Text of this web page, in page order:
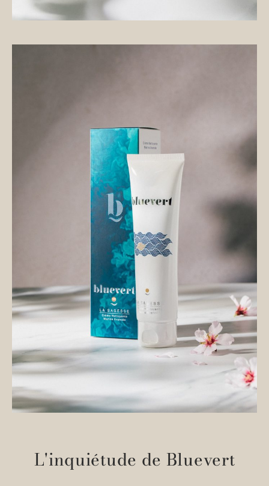
L'inquiétude de Bluevert